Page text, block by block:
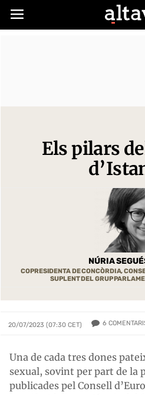
Els pilars
NÚRIA
COPRESIDENTA DE CONCÒRDIA,
SUPLENT DEL GRUP
20/07/2023 (07:30 CET) 6
Una de cada tres dones
sexual, sovint per part de la
publicades pel Consell